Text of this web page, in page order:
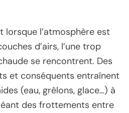
lorsque l’atmosphère est
d’airs, l’une trop
se rencontrent. Des
et conséquents entraînent
(eau, grêlons, glace…) à
des frottements entre